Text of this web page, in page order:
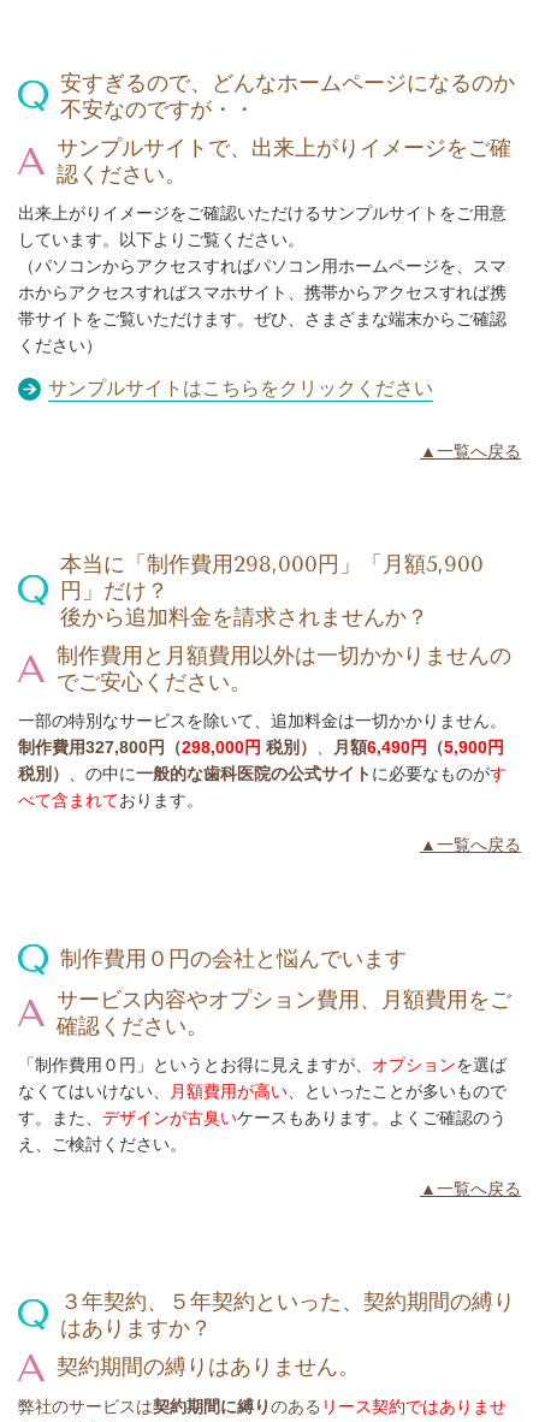
安すぎるので、どんなホームページになるのか
不安なのですが・・
サンプルサイトで、出来上がりイメージをご確
認ください。
出来上がりイメージをご確認いただけるサンプルサイトをご用意
しています。以下よりご覧ください。
（パソコンからアクセスすればパソコン用ホームページを、スマ
ホからアクセスすればスマホサイト、携帯からアクセスすれば携
帯サイトをご覧いただけます。ぜひ、さまざまな端末からご確認
ください）
サンプルサイトはこちらをクリックください
▲一覧へ戻る
本当に「制作費用298,000円」「月額5,900
円」だけ？
後から追加料金を請求されませんか？
制作費用と月額費用以外は一切かかりませんの
でご安心ください。
一部の特別なサービスを除いて、追加料金は一切かかりません。
制作費用327,800円（298,000円 税別） 月額6,490円 （5,900円
税別）
の中に一般的な歯科医院の公式サイトに必要なものがす
べて含まれております。
▲一覧へ戻る
制作費用０円の会社と悩んでいます
サービス内容やオプション費用、月額費用をご
確認ください。
「制作費用０円」というとお得に見えますが、 オプションを選ば
なくてはいけない、
月額費用が高い 、といったことが多いもので
す。また、 デザインが古臭いケースもあります。よくご確認のう
え、ご検討ください。
▲一覧へ戻る
３年契約、５年契約といった、契約期間の縛り
はありますか？
契約期間の縛りはありません。
弊社のサービスは契約期間に縛りのある リース契約ではありませ